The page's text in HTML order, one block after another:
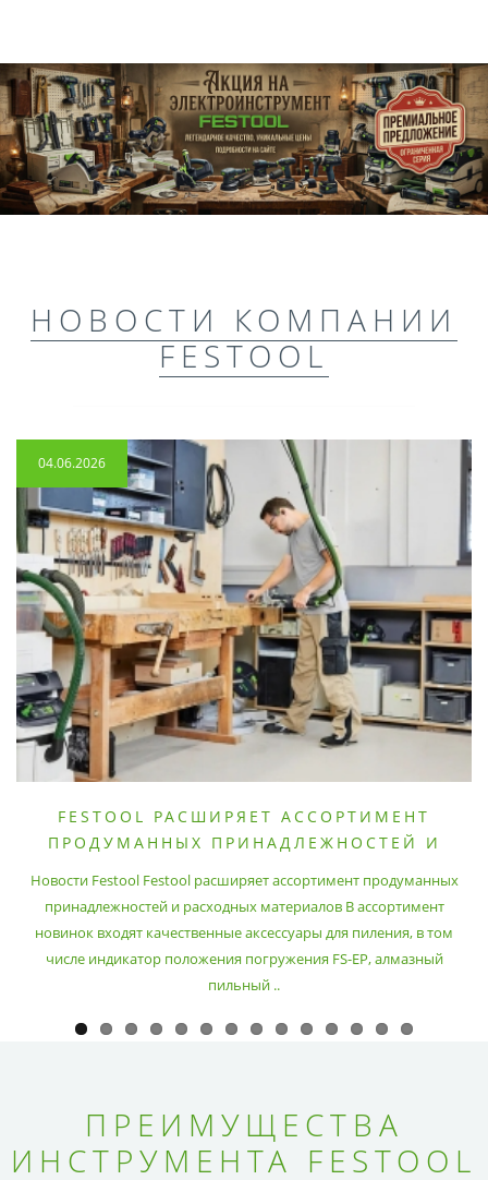
НОВОСТИ КОМПАНИИ
FESTOOL
04.06.2026
FESTOOL РАСШИРЯЕТ АССОРТИМЕНТ
ПРОДУМАННЫХ ПРИНАДЛЕЖНОСТЕЙ И
Новости Festool Festool расширяет ассортимент продуманных
принадлежностей и расходных материалов В ассортимент
новинок входят качественные аксессуары для пиления, в том
числе индикатор положения погружения FS-EP, алмазный
пильный ..
ПРЕИМУЩЕСТВА
ИНСТРУМЕНТА FESTOOL